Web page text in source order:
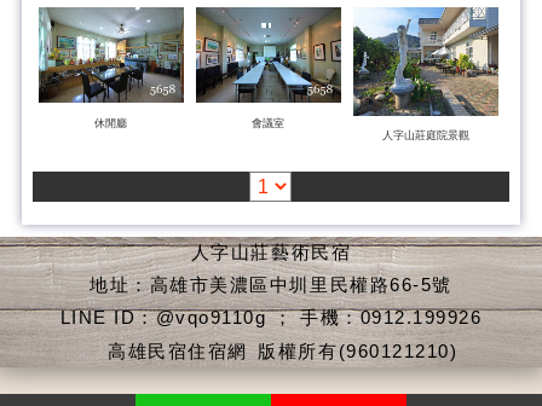
休閒廳
會議室
人字山莊庭院景觀
人字山莊藝術民宿
地址：高雄市美濃區中圳里民權路66-5號
LINE ID：@vqo9110g ； 手機：0912.199926
高雄民宿住宿網 版權所有(960121210)